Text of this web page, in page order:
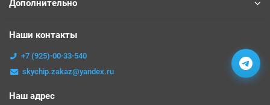
Дополнительно
Наши контакты
+7 (925)-00-33-540
skychip.zakaz@yandex.ru
Наш адрес